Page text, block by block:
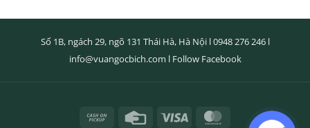
Số 1B, ngách 29, ngõ 131 Thái Hà, Hà Nội l0948 276 246l
info@vuangocbich.com l Follow Facebook
Cash
Credit
Visa MasterCard